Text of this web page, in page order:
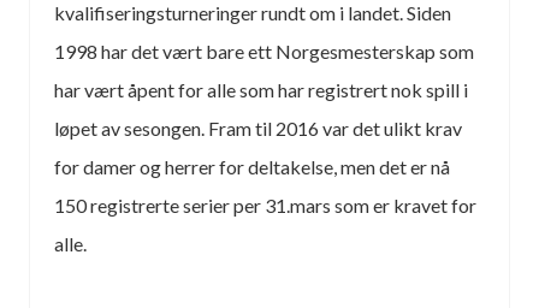
kvalifiseringsturneringer rundt om i landet. Siden
1998 har det vært bare ett Norgesmesterskap som
har vært åpent for alle som har registrert nok spill i
løpet av sesongen. Fram til 2016 var det ulikt krav
for damer og herrer for deltakelse, men det er nå
150 registrerte serier per 31.mars som er kravet for
alle.